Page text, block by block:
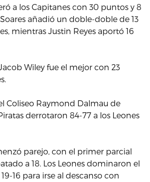
a los Capitanes con 30 puntos y 8
añadió un doble-doble de 13
mientras Justin Reyes aportó 16
Wiley fue el mejor con 23
Coliseo Raymond Dalmau de
derrotaron 84-77 a los Leones
parejo, con el primer parcial
a 18. Los Leones dominaron el
16 para irse al descanso con